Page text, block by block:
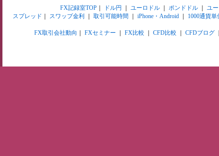
FX記録室TOP｜ ドル円 ユーロドル｜ ポンドドル｜ ユ
スプレッド
スワップ金利 取引可能時間 iPhone・Android 1000通貨単
FX取引会社動向 FXセミナー FX比較 CFD比較 CFDブログ